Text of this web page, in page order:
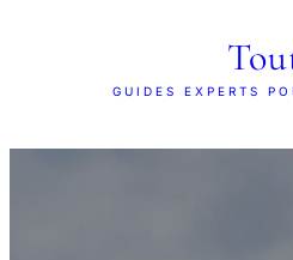
GUIDES EXPERTS